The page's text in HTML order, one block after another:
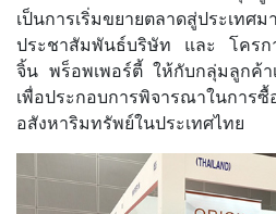
เป็นการเริ่มขยายตลาดสู่ปร
ประชาสัมพันธ์บริษัท และ โครก
จิ้น พร็อพเพอร์ตี้ ให้กับกลุ่มลูกค้า
เพื่อประกอบการพิจารณาในการ
อสังหาริมทรัพย์ในประเทศไทย